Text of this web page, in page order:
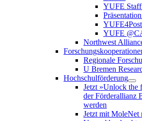
YUFE Staff
YUFE
Northwest
Regionale
U Bremen
Hochschulförderung
Jetzt »Unlock the
der Förderallianz
werden
Jetzt mit MoleNet